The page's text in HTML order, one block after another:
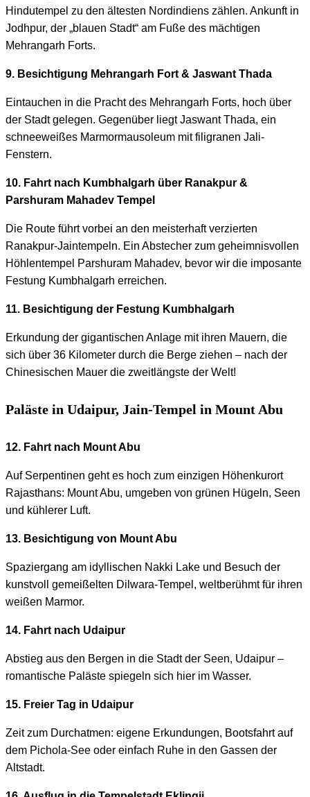
Hindutempel zu den ältesten Nordindiens zählen. Ankunft in
Jodhpur, der „blauen Stadt“ am Fuße des mächtigen
Mehrangarh Forts.
9. Besichtigung Mehrangarh Fort & Jaswant Thada
Eintauchen in die Pracht des Mehrangarh Forts, hoch über
der Stadt gelegen. Gegenüber liegt Jaswant Thada, ein
schneeweißes Marmormausoleum mit filigranen Jali-
Fenstern.
10. Fahrt nach Kumbhalgarh über Ranakpur &
Parshuram Mahadev Tempel
Die Route führt vorbei an den meisterhaft verzierten
Ranakpur-Jaintempeln. Ein Abstecher zum geheimnisvollen
Höhlentempel Parshuram Mahadev, bevor wir die imposante
Festung Kumbhalgarh erreichen.
11. Besichtigung der Festung Kumbhalgarh
Erkundung der gigantischen Anlage mit ihren Mauern, die
sich über 36 Kilometer durch die Berge ziehen – nach der
Chinesischen Mauer die zweitlängste der Welt!
Paläste in Udaipur, Jain-Tempel in Mount Abu
12. Fahrt nach Mount Abu
Auf Serpentinen geht es hoch zum einzigen Höhenkurort
Rajasthans: Mount Abu, umgeben von grünen Hügeln, Seen
und kühlerer Luft.
13. Besichtigung von Mount Abu
Spaziergang am idyllischen Nakki Lake und Besuch der
kunstvoll gemeißelten Dilwara-Tempel, weltberühmt für ihren
weißen Marmor.
14. Fahrt nach Udaipur
Abstieg aus den Bergen in die Stadt der Seen, Udaipur –
romantische Paläste spiegeln sich hier im Wasser.
15. Freier Tag in Udaipur
Zeit zum Durchatmen: eigene Erkundungen, Bootsfahrt auf
dem Pichola-See oder einfach Ruhe in den Gassen der
Altstadt.